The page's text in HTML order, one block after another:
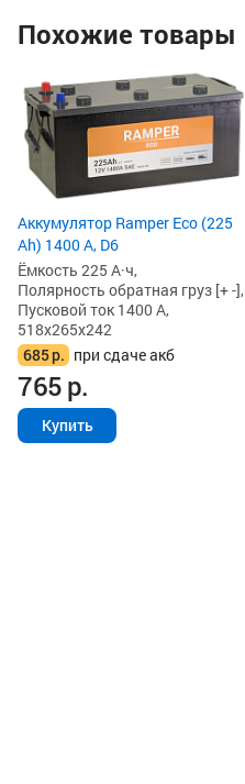
Похожие товары
Аккумулятор Ramper Eco (225
Ah) 1400 А, D6
Ёмкость 225 А·ч,
Полярность обратная груз [+ -],
Пусковой ток 1400 А,
518x265x242
685р. при сдаче акб
765р.
Купить